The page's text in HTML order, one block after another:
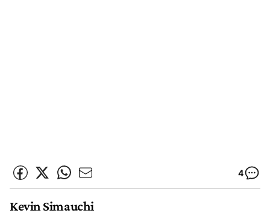
4
Kevin Simauchi